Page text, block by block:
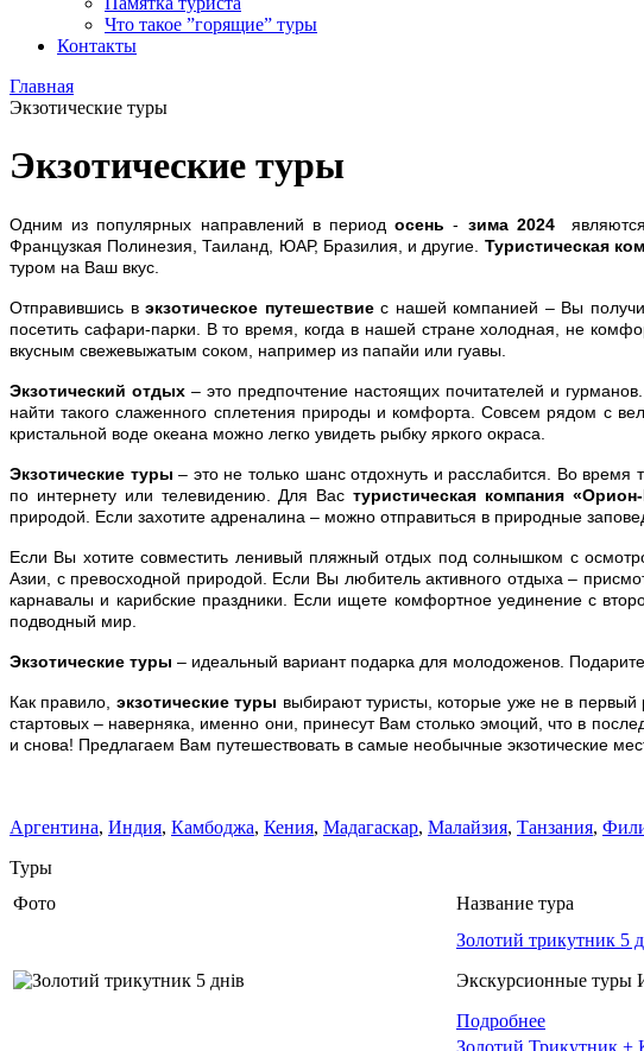
Что такое ”горящие” туры
Контакты
Главная
Экзотические туры
Экзотические туры
Одним из популярных направлений в периодосень- зима 2024
Французкая Полинезия, Таиланд, ЮАР, Бразилия, и другие. Туристическая
туром на Ваш вкус.
Отправившись вэкзотическое путешествиес нашей компанией – Вы
посетить сафари-парки. В то время, когда в нашей стране холодная, не
вкусным свежевыжатым соком, например из папайи или гуавы.
Экзотический отдых – это предпочтение настоящих почитателей и
найти такого слаженного сплетения природы и комфорта. Совсем рядом с
кристальной воде океана можно легко увидеть рыбку яркого окраса.
Экзотические туры– это не только шанс отдохнуть и расслабится. Во
по интернету или телевидению. Для Вас туристическая компания
природой. Если захотите адреналина – можно отправиться в природные
Если Вы хотите совместить ленивый пляжный отдых под солнышком с
Азии, с превосходной природой. Если Вы любитель активного отдыха –
карнавалы и карибские праздники. Если ищете комфортное уединение с
подводный мир.
Экзотические туры – идеальный вариант подарка для молодоженов.
Как правило, экзотические туры выбирают туристы, которые уже не в
стартовых – наверняка, именно они, принесут Вам столько эмоций, что в
и снова! Предлагаем Вам путешествовать в самые необычные экзотические
Аргентина, Индия, Камбоджа, Кения, Мадагаскар, Малайзия, Танзания,
Туры
Фото
Название тура
Золотий трикутник 5
Экскурсионные туры
Подробнее
Золотий Трикутник +